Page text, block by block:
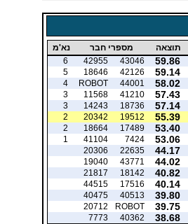
תוצאה מספרי חבר נא'מ
59.86
43046
42955
6
59.14
42126
18646
5
58.02
44001
ROBOT
4
57.43
41210
11568
3
57.14
18736
14243
3
55.39
19512
20342
2
53.40
17489
18664
2
53.06
7424
41104
1
44.17
22635
20306
44.02
43771
19040
40.82
18142
21817
40.14
17516
44515
39.80
40513
40475
39.75
ROBOT
20712
38.68
40362
7773